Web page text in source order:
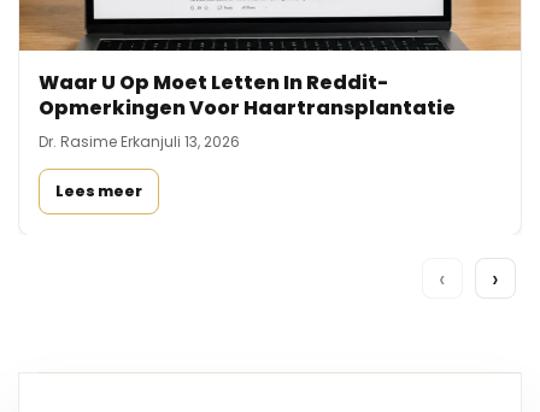
Waar U Op Moet Letten In Reddit-
Opmerkingen Voor Haartransplantatie
Dr. Rasime Erkanjuli 13, 2026
Lees meer
‹ ›